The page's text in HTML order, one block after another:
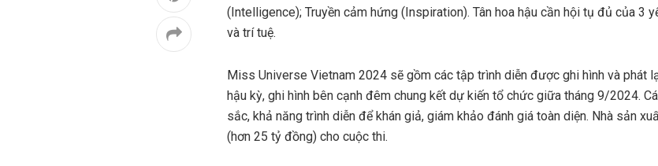
(Intelligence); Truyền cảm hứng (Inspiration). Tân hoa hậu cần hội tụ đủ của 3
và trí tuệ.
Miss Universe Vietnam 2024 sẽ gồm các tập trình diễn được ghi hình và phát
hậu kỳ, ghi hình bên cạnh đêm chung kết dự kiến tổ chức giữa tháng 9/2024.
sắc, khả năng trình diễn để khán giả, giám khảo đánh giá toàn diện. Nhà sản
(hơn 25 tỷ đồng) cho cuộc thi.